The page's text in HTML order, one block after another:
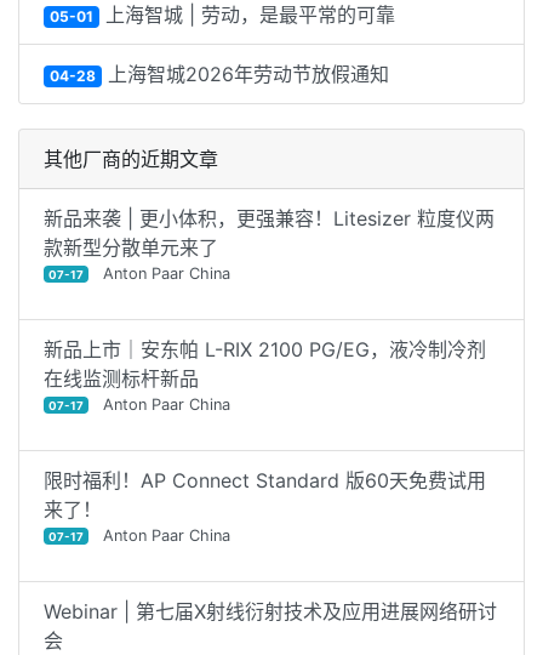
05-01 上海智城 | 劳动，是最平常的可靠
04-28 上海智城2026年劳动节放假通知
其他厂商的近期文章
新品来袭 | 更小体积，更强兼容！Litesizer 粒度仪两
款新型分散单元来了
07-17 Anton Paar China
新品上市｜安东帕 L-RIX 2100 PG/EG，液冷制冷剂
在线监测标杆新品
07-17 Anton Paar China
限时福利！AP Connect Standard 版60天免费试用
来了！
07-17 Anton Paar China
Webinar | 第七届X射线衍射技术及应用进展网络研讨
会